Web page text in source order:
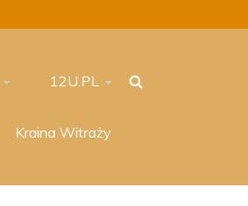
12U.PL
Kraina Witraży